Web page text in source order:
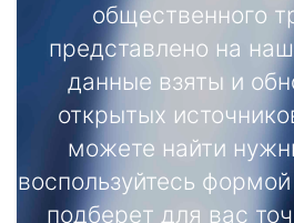
общественного
представлено на
данные взяты и
открытых
можете найти
воспользуйтесь
подберет для вас